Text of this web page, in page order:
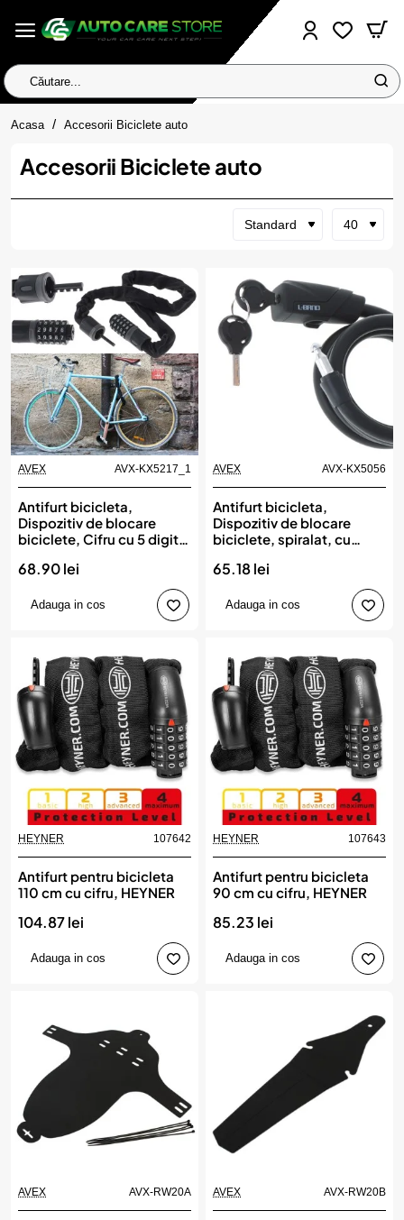
Căutare...
Acasa homeAccesorii Biciclete auto
Accesorii Biciclete auto
AVEX AVX-KX5217_1
Antifurt bicicleta,
Dispozitiv de blocare
biciclete, Cifru cu 5 digits,
Neagra
68.90 lei
Adauga in cos
AVEX AVX-KX5056
Antifurt bicicleta,
Dispozitiv de blocare
biciclete, spiralat, cu
culoare Neagra
65.18 lei
Adauga in cos
HEYNER 107642
Antifurt pentru bicicleta
110 cm cu cifru, HEYNER
104.87 lei
Adauga in cos
HEYNER 107643
Antifurt pentru bicicleta
90 cm cu cifru, HEYNER
85.23 lei
Adauga in cos
AVEX AVX-RW20A AVEX AVX-RW20B